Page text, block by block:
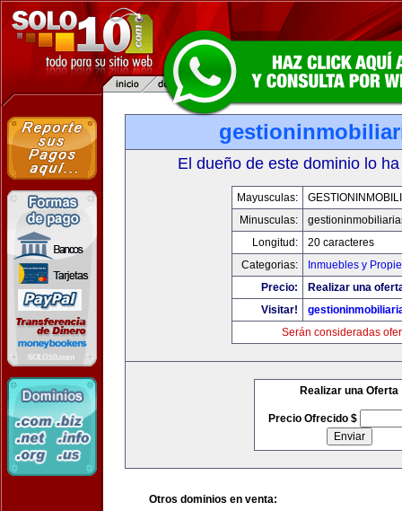
El dueño de este dominio lo
Mayusculas:
Minusculas:
Longitud:
20 caracteres
Categorias:
Inmuebles y
Precio:
Realizar una
Visitar!
Serán consideradas
Realizar una Oferta
Precio Ofrecido $
Otros dominios en venta: